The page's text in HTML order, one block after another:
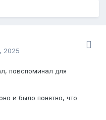
2025
повспоминал для
и было понятно, что